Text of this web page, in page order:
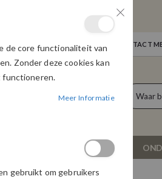
INLOGGEN NEEM CONTACT
Cart
DAMESKLEDING
de core functionaliteit van
Zonder deze cookies kan
functioneren.
Meer Informatie
gebruikt om gebruikers